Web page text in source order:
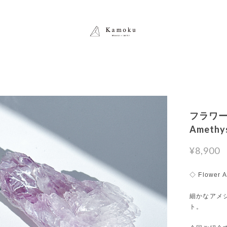
フラワ
¥8,900
◇ Flower
細かなアメ
ト。